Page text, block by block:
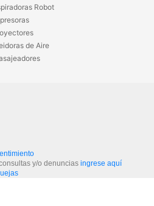
Robot
de Aire
y/o denuncias ingrese aquí